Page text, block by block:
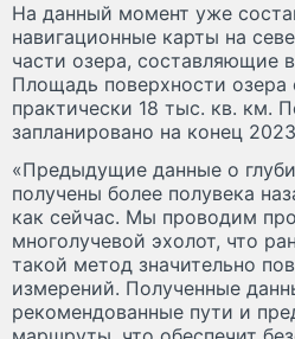
На данный момент уже
навигационные карты на
части озера, составляющие
Площадь поверхности озера
практически 18 тыс. кв. км.
запланировано на конец
«Предыдущие данные о
получены более полувека
как сейчас. Мы проводим
многолучевой эхолот, что
такой метод значительно
измерений. Полученные
рекомендованные пути и